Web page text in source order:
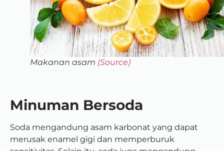
Makanan asam (Source)
Minuman Bersoda
Soda mengandung asam karbonat yang dapat
merusak enamel gigi dan memperburuk